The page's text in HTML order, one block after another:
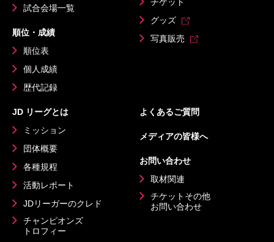
試合会場一覧
順位・成績
順位表
個人成績
歴代記録
チケット
グッズ
写真販売
JD リーグとは
ミッション
団体概要
各種規程
活動レポート
JDリーガーのクレド
チャンピオンズ
トロフィー
よくあるご質問
メディアの皆様へ
お問い合わせ
取材関連
チケットその他
お問い合わせ